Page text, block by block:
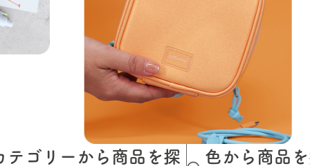
テゴリーから商品を探
色から商品